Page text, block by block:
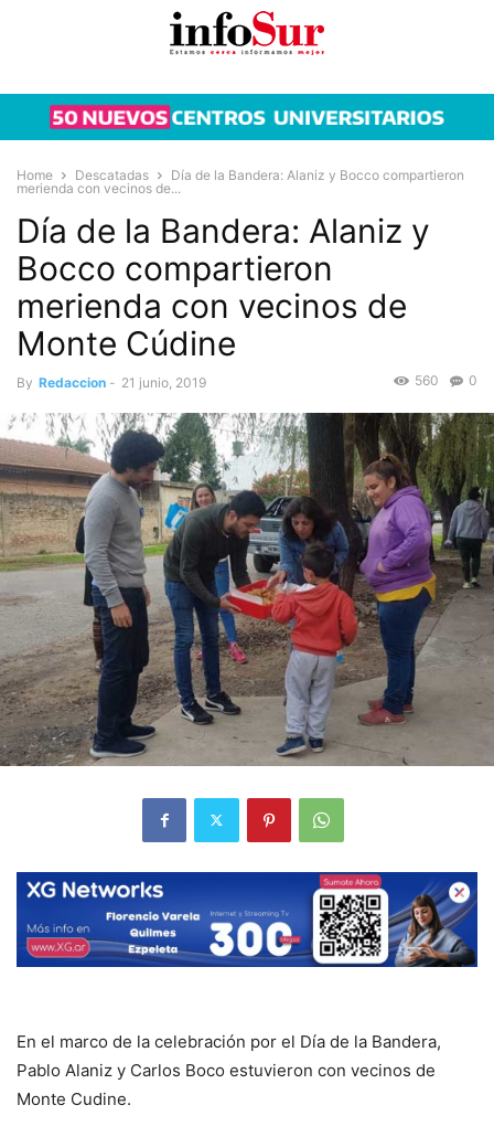
Home Descatadas
Día de la Bandera: Alaniz y Bocco compartieron
merienda con vecinos de...
Día de la Bandera: Alaniz y
Bocco compartieron
merienda con vecinos de
Monte Cúdine
By Redaccion - 21 junio, 2019 0
560
En el marco de la celebración por el Día de la Bandera,
Pablo Alaniz y Carlos Boco estuvieron con vecinos de
Monte Cudine.